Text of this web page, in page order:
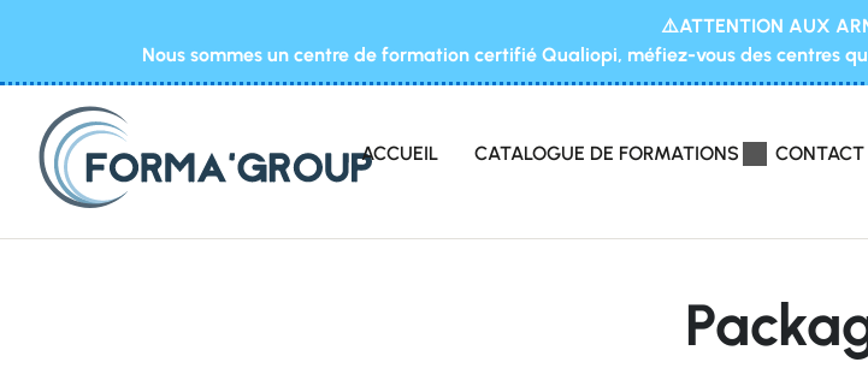
⚠️ATTENTION AUX
Nous sommes un centre de formation certifié Qualiopi, méfiez-vous des centres
ACCUEIL CATALOGUE DE FORMATIONS CONTACT